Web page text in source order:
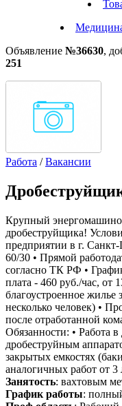
Объявление №36630,
251
Работа /Вакансии
Крупный
дробеструйщика!
предприятии в г.
60/30 • Прямой
согласно ТК РФ •
плата - 460 руб./час, от
благоустроенное жилье
несколько человек) •
после отработанной
Обязанности: • Работа
дробеструйным
закрытых емкостях
аналогичных работ от 3
Занятость: вахтовым
График работы: